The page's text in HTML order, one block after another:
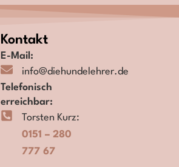
Kontakt
E-Mail:
info@diehundelehrer.de
Telefonisch
erreichbar:
Torsten Kurz:
0151 – 280
777 67